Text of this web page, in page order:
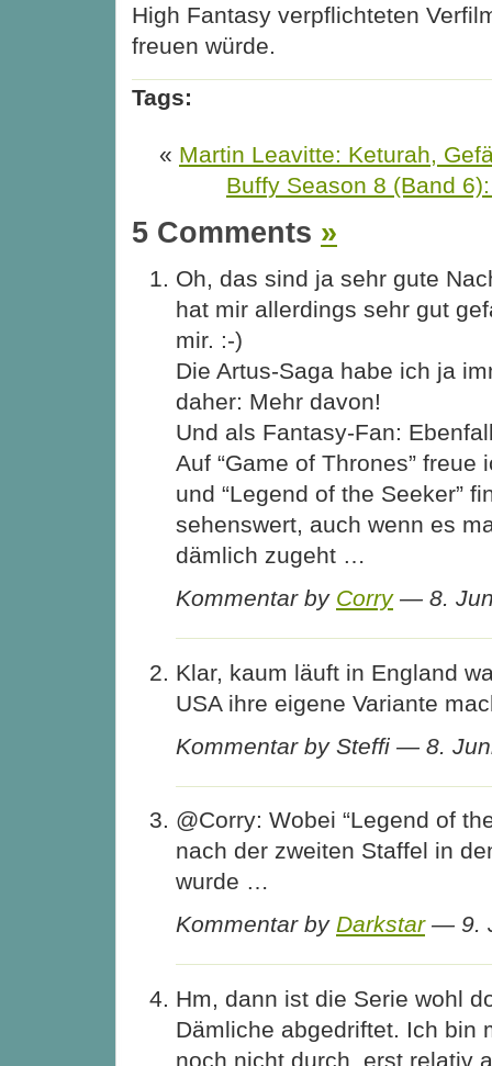
High Fantasy verpflichteten
freuen würde.
Tags:
« Martin Leavitte: Keturah,
Buffy Season 8 (Band
5 Comments »
Oh, das sind ja sehr gute
hat mir allerdings sehr gut
mir. :-)
Die Artus-Saga habe ich ja
daher: Mehr davon!
Und als Fantasy-Fan:
Auf “Game of Thrones” freue
und “Legend of the Seeker”
sehenswert, auch wenn es
dämlich zugeht …
Kommentar by Corry— 8.
Klar, kaum läuft in England
USA ihre eigene Variante
Kommentar by Steffi — 8.
@Corry: Wobei “Legend of
nach der zweiten Staffel in
wurde …
Kommentar by Darkstar— 9.
Hm, dann ist die Serie wohl
Dämliche abgedriftet. Ich bin
noch nicht durch, erst relativ